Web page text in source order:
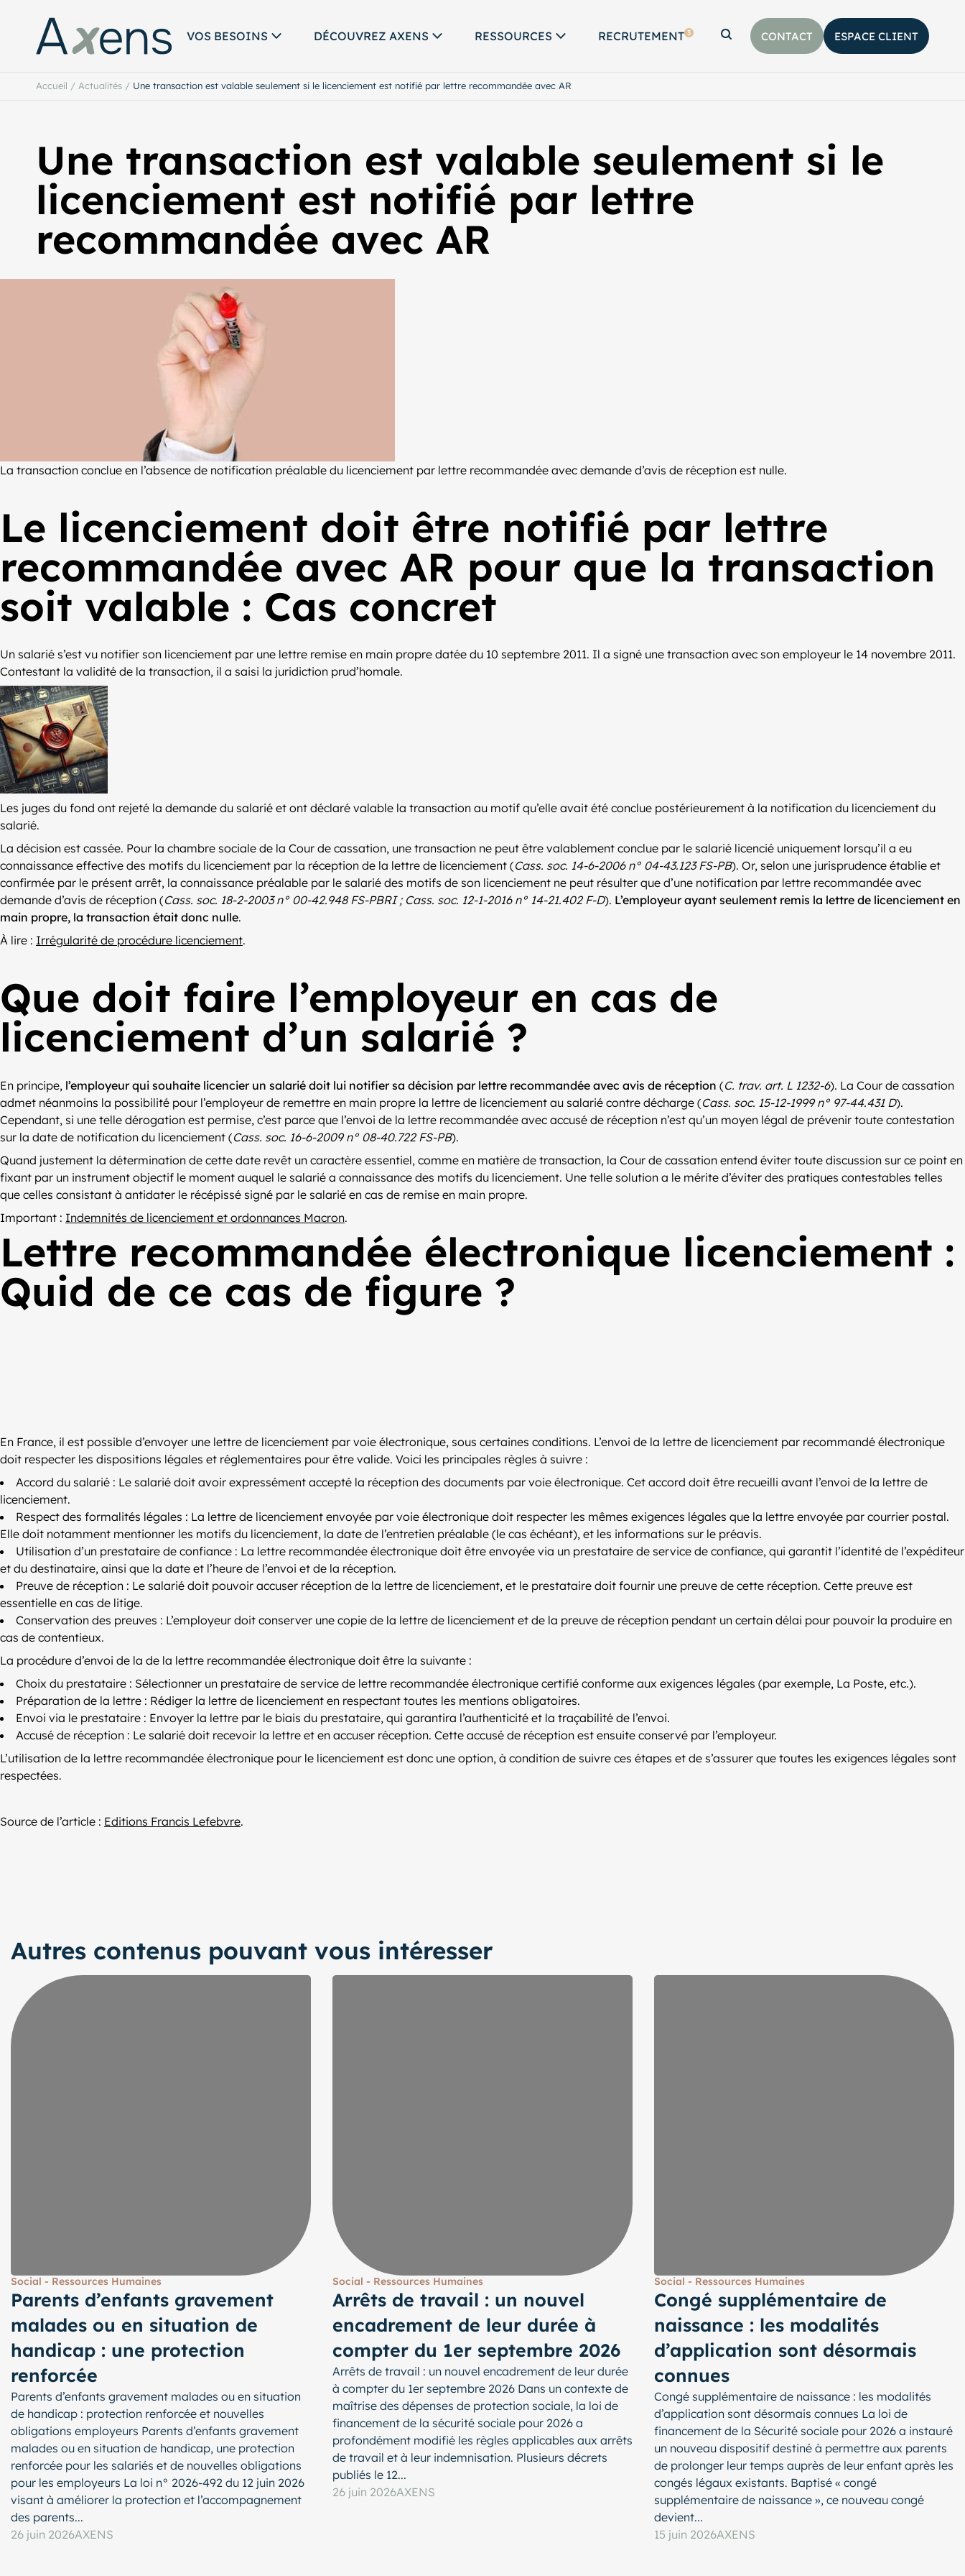
VOS BESOINS DÉCOUVREZ AXENS RESSOURCES RECRUTEMENT 3
Afficher la barre de recherche
CONTACT ESPACE CLIENT
Accueil / Actualités / Une transaction est valable seulement si le licenciement est notifié par lettre recommandée avec AR
Une transaction est valable seulement si le
licenciement est notifié par lettre
recommandée avec AR
La transaction conclue en l’absence de notification préalable du licenciement par lettre recommandée avec demande d’avis de réception est nulle.
Le licenciement doit être notifié par lettre
recommandée avec AR pour que la transaction
soit valable : Cas concret
Un salarié s’est vu notifier son licenciement par une lettre remise en main propre datée du 10 septembre 2011. Il a signé une transaction avec son employeur le 14 novembre 2011.
Contestant la validité de la transaction, il a saisi la juridiction prud’homale.
Les juges du fond ont rejeté la demande du salarié et ont déclaré valable la transaction au motif qu’elle avait été conclue postérieurement à la notification du licenciement du
salarié.
La décision est cassée. Pour la chambre sociale de la Cour de cassation, une transaction ne peut être valablement conclue par le salarié licencié uniquement lorsqu’il a eu
connaissance effective des motifs du licenciement par la réception de la lettre de licenciement (Cass. soc. 14-6-2006 n° 04-43.123 FS-PB). Or, selon une jurisprudence établie et
confirmée par le présent arrêt, la connaissance préalable par le salarié des motifs de son licenciement ne peut résulter que d’une notification par lettre recommandée avec
demande d’avis de réception (Cass. soc. 18-2-2003 n° 00-42.948 FS-PBRI ; Cass. soc. 12-1-2016 n° 14-21.402 F-D). L’employeur ayant seulement remis la lettre de licenciement en
main propre, la transaction était donc nulle.
À lire : Irrégularité de procédure licenciement.
Que doit faire l’employeur en cas de
licenciement d’un salarié ?
En principe, l’employeur qui souhaite licencier un salarié doit lui notifier sa décision par lettre recommandée avec avis de réception (C. trav. art. L 1232-6). La Cour de cassation
admet néanmoins la possibilité pour l’employeur de remettre en main propre la lettre de licenciement au salarié contre décharge (Cass. soc. 15-12-1999 n° 97-44.431 D).
Cependant, si une telle dérogation est permise, c’est parce que l’envoi de la lettre recommandée avec accusé de réception n’est qu’un moyen légal de prévenir toute contestation
sur la date de notification du licenciement (Cass. soc. 16-6-2009 n° 08-40.722 FS-PB).
Quand justement la détermination de cette date revêt un caractère essentiel, comme en matière de transaction, la Cour de cassation entend éviter toute discussion sur ce point en
fixant par un instrument objectif le moment auquel le salarié a connaissance des motifs du licenciement. Une telle solution a le mérite d’éviter des pratiques contestables telles
que celles consistant à antidater le récépissé signé par le salarié en cas de remise en main propre.
Important : Indemnités de licenciement et ordonnances Macron.
Lettre recommandée électronique licenciement :
Quid de ce cas de figure ?
En France, il est possible d’envoyer une lettre de licenciement par voie électronique, sous certaines conditions. L’envoi de la lettre de licenciement par recommandé électronique
doit respecter les dispositions légales et réglementaires pour être valide. Voici les principales règles à suivre :
Accord du salarié : Le salarié doit avoir expressément accepté la réception des documents par voie électronique. Cet accord doit être recueilli avant l’envoi de la lettre de
licenciement.
Respect des formalités légales : La lettre de licenciement envoyée par voie électronique doit respecter les mêmes exigences légales que la lettre envoyée par courrier postal.
Elle doit notamment mentionner les motifs du licenciement, la date de l’entretien préalable (le cas échéant), et les informations sur le préavis.
Utilisation d’un prestataire de confiance : La lettre recommandée électronique doit être envoyée via un prestataire de service de confiance, qui garantit l’identité de l’expéditeur
et du destinataire, ainsi que la date et l’heure de l’envoi et de la réception.
Preuve de réception : Le salarié doit pouvoir accuser réception de la lettre de licenciement, et le prestataire doit fournir une preuve de cette réception. Cette preuve est
essentielle en cas de litige.
Conservation des preuves : L’employeur doit conserver une copie de la lettre de licenciement et de la preuve de réception pendant un certain délai pour pouvoir la produire en
cas de contentieux.
La procédure d’envoi de la de la lettre recommandée électronique doit être la suivante :
Choix du prestataire : Sélectionner un prestataire de service de lettre recommandée électronique certifié conforme aux exigences légales (par exemple, La Poste, etc.).
Préparation de la lettre : Rédiger la lettre de licenciement en respectant toutes les mentions obligatoires.
Envoi via le prestataire : Envoyer la lettre par le biais du prestataire, qui garantira l’authenticité et la traçabilité de l’envoi.
Accusé de réception : Le salarié doit recevoir la lettre et en accuser réception. Cette accusé de réception est ensuite conservé par l’employeur.
L’utilisation de la lettre recommandée électronique pour le licenciement est donc une option, à condition de suivre ces étapes et de s’assurer que toutes les exigences légales sont
respectées.
Source de l’article : Editions Francis Lefebvre.
Autres contenus pouvant vous intéresser
Social - Ressources Humaines
Parents d’enfants gravement
malades ou en situation de
handicap : une protection
renforcée
Parents d’enfants gravement malades ou en situation
de handicap : protection renforcée et nouvelles
obligations employeurs Parents d’enfants gravement
malades ou en situation de handicap, une protection
renforcée pour les salariés et de nouvelles obligations
pour les employeurs La loi n° 2026-492 du 12 juin 2026
visant à améliorer la protection et l’accompagnement
des parents...
26 juin 2026AXENS
Social - Ressources Humaines
Arrêts de travail : un nouvel
encadrement de leur durée à
compter du 1er septembre 2026
Arrêts de travail : un nouvel encadrement de leur durée
à compter du 1er septembre 2026 Dans un contexte de
maîtrise des dépenses de protection sociale, la loi de
financement de la sécurité sociale pour 2026 a
profondément modifié les règles applicables aux arrêts
de travail et à leur indemnisation. Plusieurs décrets
publiés le 12...
26 juin 2026AXENS
Social - Ressources Humaines
Congé supplémentaire de
naissance : les modalités
d’application sont désormais
connues
Congé supplémentaire de naissance : les modalités
d’application sont désormais connues La loi de
financement de la Sécurité sociale pour 2026 a instauré
un nouveau dispositif destiné à permettre aux parents
de prolonger leur temps auprès de leur enfant après les
congés légaux existants. Baptisé « congé
supplémentaire de naissance », ce nouveau congé
devient...
15 juin 2026AXENS